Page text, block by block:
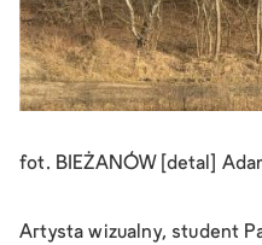
fot. BIEŻANÓW [detal]
Artysta wizualny, student